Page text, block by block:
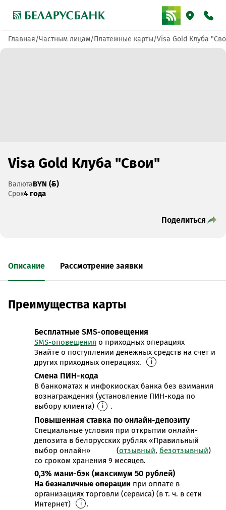
Главная Частным лицам Платежные карты Visa Gold Клуба
Visa Gold Клуба "Свои"
BYN ()
Валюта
4 года
Срок
Поделиться
Описание Рассмотрение заявки
Преимущества карты
Бесплатные SMS-оповещения
SMS-оповещения о приходных операциях
Знайте о поступлении денежных средств на счет и
других приходных операциях.
i
Смена ПИН-кода
В банкоматах и инфокиосках банка без взимания
вознаграждения (установление ПИН-кода по
выбору клиента)
i .
Повышенная ставка по онлайн-депозиту
Специальные условия при открытии онлайн-
депозита в белорусских рублях «Правильный
выбор онлайн» (отзывный, безотзывный)
со сроком хранения 9 месяцев.
0,3% мани-бэк (максимум 50 рублей)
На безналичные операции при оплате в
организациях торговли (сервиса) (в т. ч. в сети
Интернет)
i .